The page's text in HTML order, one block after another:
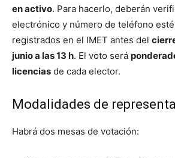
en activo. Para hacerlo, deberán
electrónico y número de teléfono
registrados en el IMET antes del
junio a las 13 h. El voto será
licencias de cada elector.
Modalidades de
Habrá dos mesas de votación: